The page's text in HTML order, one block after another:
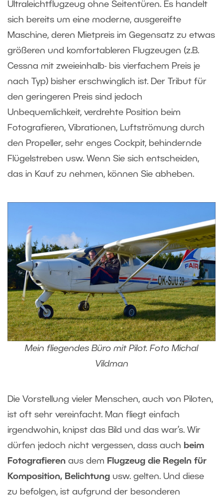
Ultraleichtflugzeug ohne Seitentüren. Es handelt
sich bereits um eine moderne, ausgereifte
Maschine, deren Mietpreis im Gegensatz zu etwas
größeren und komfortableren Flugzeugen (z.B.
Cessna mit zweieinhalb- bis vierfachem Preis je
nach Typ) bisher erschwinglich ist. Der Tribut für
den geringeren Preis sind jedoch
Unbequemlichkeit, verdrehte Position beim
Fotografieren, Vibrationen, Luftströmung durch
den Propeller, sehr enges Cockpit, behindernde
Flügelstreben usw. Wenn Sie sich entscheiden,
das in Kauf zu nehmen, können Sie abheben.
Mein fliegendes Büro mit Pilot. Foto Michal
Vildman
Die Vorstellung vieler Menschen, auch von Piloten,
ist oft sehr vereinfacht. Man fliegt einfach
irgendwohin, knipst das Bild und das war’s. Wir
dürfen jedoch nicht vergessen, dass auch beim
Fotografieren aus dem Flugzeug die Regeln für
Komposition, Belichtung usw. gelten. Und diese
zu befolgen, ist aufgrund der besonderen